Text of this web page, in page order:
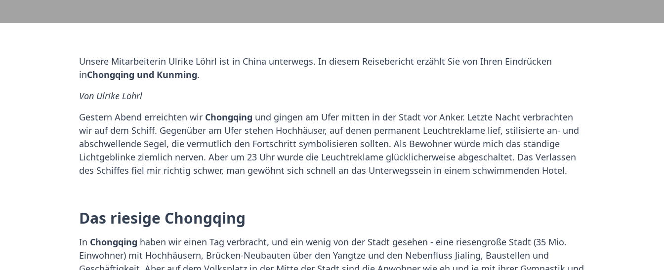
Unsere Mitarbeiterin Ulrike Löhrl ist in China unterwegs. In diesem Reisebericht erzählt Sie von Ihren Eindrücken
inChongqing und Kunming.
Von Ulrike Löhrl
Gestern Abend erreichten wir Chongqing und gingen am Ufer mitten in der Stadt vor Anker. Letzte Nacht verbrachten
wir auf dem Schiff. Gegenüber am Ufer stehen Hochhäuser, auf denen permanent Leuchtreklame lief, stilisierte an- und
abschwellende Segel, die vermutlich den Fortschritt symbolisieren sollten. Als Bewohner würde mich das ständige
Lichtgeblinke ziemlich nerven. Aber um 23 Uhr wurde die Leuchtreklame glücklicherweise abgeschaltet. Das Verlassen
des Schiffes fiel mir richtig schwer, man gewöhnt sich schnell an das Unterwegssein in einem schwimmenden Hotel.
Das riesige Chongqing
In Chongqing haben wir einen Tag verbracht, und ein wenig von der Stadt gesehen - eine riesengroße Stadt (35 Mio.
Einwohner) mit Hochhäusern, Brücken-Neubauten über den Yangtze und den Nebenfluss Jialing, Baustellen und